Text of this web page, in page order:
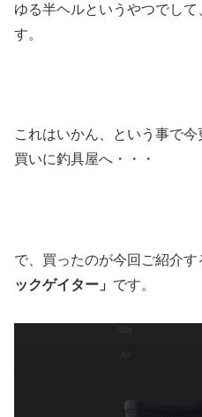
ゆる半ヘルというやつでし
す。
これはいかん、という事で
買いに釣具屋へ・・・
で、買ったのが今回ご紹介
ックゲイター」 です。